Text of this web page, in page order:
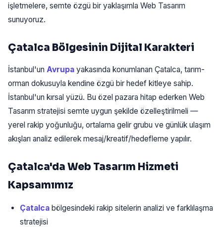
işletmelere, semte özgü bir yaklaşımla Web Tasarım
sunuyoruz.
Çatalca Bölgesinin Dijital Karakteri
İstanbul'un Avrupa yakasında konumlanan Çatalca, tarım-
orman dokusuyla kendine özgü bir hedef kitleye sahip.
İstanbul'un kırsal yüzü. Bu özel pazara hitap ederken Web
Tasarım stratejisi semte uygun şekilde özelleştirilmeli —
yerel rakip yoğunluğu, ortalama gelir grubu ve günlük ulaşım
akışları analiz edilerek mesaj/kreatif/hedefleme yapılır.
Çatalca'da Web Tasarım Hizmeti
Kapsamımız
Çatalca bölgesindeki rakip sitelerin analizi ve farklılaşma
stratejisi